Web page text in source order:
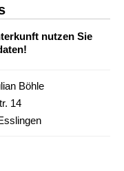
nutzen Sie
Böhle
14